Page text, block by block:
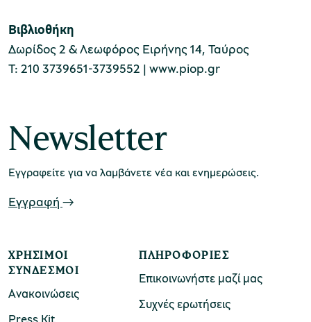
Βιβλιοθήκη
Δωρίδος 2 & Λεωφόρος Ειρήνης 14, Ταύρος
Τ: 210 3739651-3739552 | www.piop.gr
Newsletter
Εγγραφείτε για να λαμβάνετε νέα και ενημερώσεις.
Εγγραφή
ΧΡΉΣΙΜΟΙ
ΣΎΝΔΕΣΜΟΙ
Ανακοινώσεις
ΠΛΗΡΟΦΟΡΊΕΣ
Επικοινωνήστε μαζί μας
Συχνές ερωτήσεις